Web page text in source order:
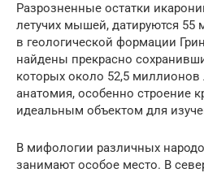
Разрозненные остатки
летучих мышей, датируются 55
в геологической формации
найдены прекрасно
которых около 52,5 миллионов
анатомия, особенно строение
идеальным объектом для
В мифологии различных
занимают особое место. В